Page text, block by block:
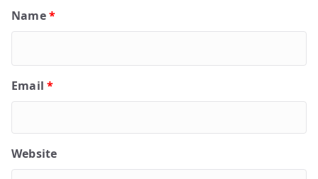
Name*
Email*
Website